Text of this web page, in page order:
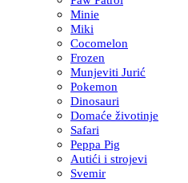
Minie
Miki
Cocomelon
Frozen
Munjeviti Jurić
Pokemon
Dinosauri
Domaće životinje
Safari
Peppa Pig
Autići i strojevi
Svemir